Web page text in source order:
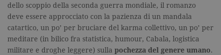
dello scoppio della seconda guerra mondiale, il romanzo
deve essere approcciato con la pazienza di un mandala
catartico, un po’ per bruciare del karma collettivo, un po’ per
meditare (in bilico fra statistica, humour, Cabala, logistica
militare e droghe leggere) sulla pochezza del genere umano.